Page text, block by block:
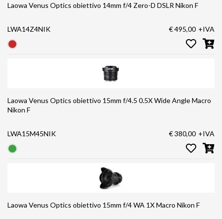
Laowa Venus Optics obiettivo 14mm f/4 Zero-D DSLR Nikon F
LWA14Z4NIK € 495,00 +IVA
Laowa Venus Optics obiettivo 15mm f/4.5 0.5X Wide Angle Macro
Nikon F
LWA15M45NIK € 380,00 +IVA
Laowa Venus Optics obiettivo 15mm f/4 WA 1X Macro Nikon F